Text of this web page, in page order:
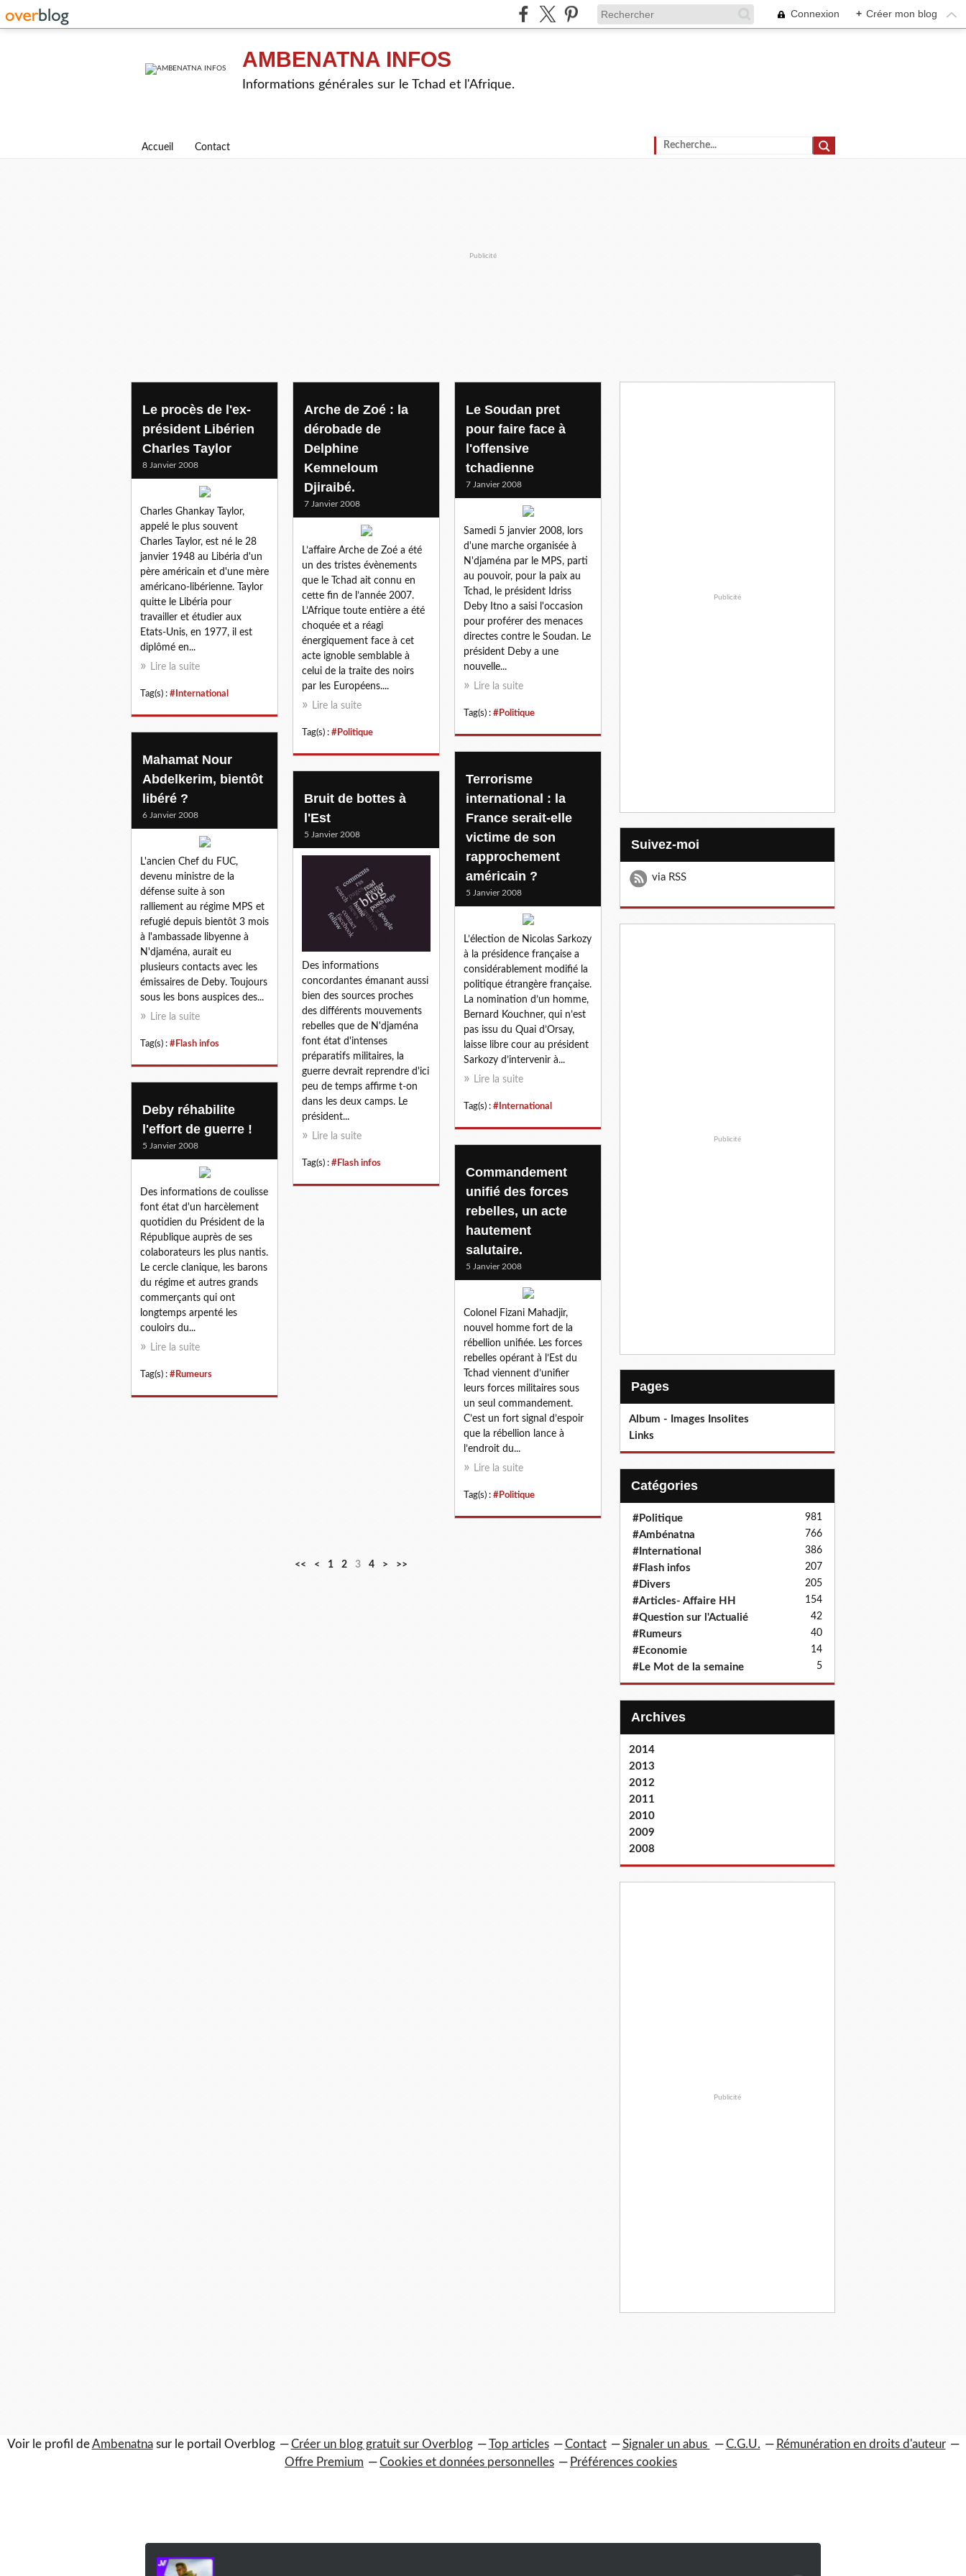
Connexion + Créer mon blog
AMBENATNA INFOS
Informations générales sur le Tchad et l'Afrique.
Accueil Contact
Publicité
Le procès de l'ex-
président Libérien
Charles Taylor
8 Janvier 2008
Charles Ghankay Taylor,
appelé le plus souvent
Charles Taylor, est né le 28
janvier 1948 au Libéria d'un
père américain et d'une mère
américano-libérienne. Taylor
quitte le Libéria pour
travailler et étudier aux
Etats-Unis, en 1977, il est
diplômé en...
Lire la suite
Tag(s) : #International
Arche de Zoé : la
dérobade de
Delphine
Kemneloum
Djiraibé.
7 Janvier 2008
L’affaire Arche de Zoé a été
un des tristes évènements
que le Tchad ait connu en
cette fin de l’année 2007.
L’Afrique toute entière a été
choquée et a réagi
énergiquement face à cet
acte ignoble semblable à
celui de la traite des noirs
par les Européens....
Lire la suite
Tag(s) : #Politique
Le Soudan pret
pour faire face à
l'offensive
tchadienne
7 Janvier 2008
Samedi 5 janvier 2008, lors
d'une marche organisée à
N'djaména par le MPS, parti
au pouvoir, pour la paix au
Tchad, le président Idriss
Deby Itno a saisi l'occasion
pour proférer des menaces
directes contre le Soudan. Le
président Deby a une
nouvelle...
Lire la suite
Tag(s) : #Politique
Mahamat Nour
Abdelkerim, bientôt
libéré ?
6 Janvier 2008
L'ancien Chef du FUC,
devenu ministre de la
défense suite à son
ralliement au régime MPS et
refugié depuis bientôt 3 mois
à l'ambassade libyenne à
N'djaména, aurait eu
plusieurs contacts avec les
émissaires de Deby. Toujours
sous les bons auspices des...
Lire la suite
Tag(s) : #Flash infos
Terrorisme
international : la
France serait-elle
victime de son
rapprochement
américain ?
5 Janvier 2008
L’élection de Nicolas Sarkozy
à la présidence française a
considérablement modifié la
politique étrangère française.
La nomination d’un homme,
Bernard Kouchner, qui n’est
pas issu du Quai d’Orsay,
laisse libre cour au président
Sarkozy d’intervenir à...
Lire la suite
Tag(s) : #International
Bruit de bottes à
l'Est
5 Janvier 2008
Des informations
concordantes émanant aussi
bien des sources proches
des différents mouvements
rebelles que de N'djaména
font état d'intenses
préparatifs militaires, la
guerre devrait reprendre d'ici
peu de temps affirme t-on
dans les deux camps. Le
président...
Lire la suite
Tag(s) : #Flash infos
Deby réhabilite
l'effort de guerre !
5 Janvier 2008
Des informations de coulisse
font état d'un harcèlement
quotidien du Président de la
République auprès de ses
colaborateurs les plus nantis.
Le cercle clanique, les barons
du régime et autres grands
commerçants qui ont
longtemps arpenté les
couloirs du...
Lire la suite
Tag(s) : #Rumeurs
Commandement
unifié des forces
rebelles, un acte
hautement
salutaire.
5 Janvier 2008
Colonel Fizani Mahadjir,
nouvel homme fort de la
rébellion unifiée. Les forces
rebelles opérant à l’Est du
Tchad viennent d’unifier
leurs forces militaires sous
un seul commandement.
C’est un fort signal d’espoir
que la rébellion lance à
l’endroit du...
Lire la suite
Tag(s) : #Politique
<< < 1 2 3 4 > >>
Publicité
Suivez-moi
via RSS
Publicité
Pages
Album - Images Insolites
Links
Catégories
#Politique 981
#Ambénatna 766
#International 386
#Flash infos 207
#Divers 205
#Articles- Affaire HH 154
#Question sur l'Actualié 42
#Rumeurs 40
#Economie 14
#Le Mot de la semaine 5
Archives
2014
2013
2012
2011
2010
2009
2008
Publicité
Voir le profil deAmbenatnasur le portail Overblog Créer un blog gratuit sur Overblog Top articles Contact Signaler un abus C.G.U.
Rémunération en droits d'auteur
Offre Premium
Cookies et données personnelles Préférences cookies